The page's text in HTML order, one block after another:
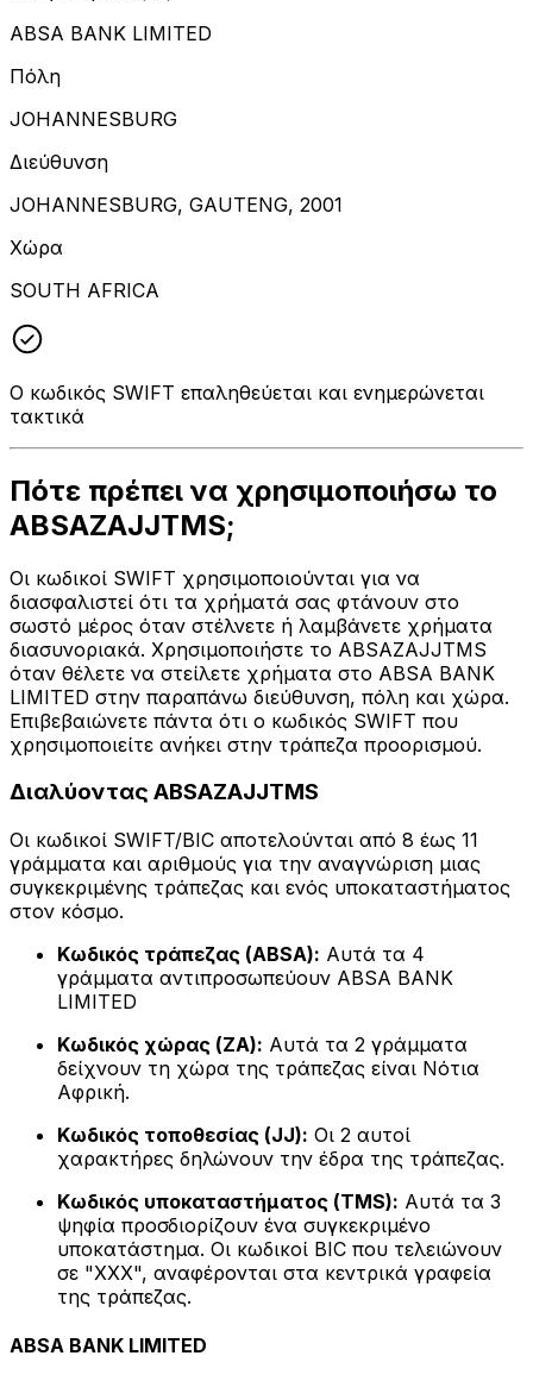
ABSA BANK LIMITED
Πόλη
JOHANNESBURG
Διεύθυνση
JOHANNESBURG, GAUTENG, 2001
Χώρα
SOUTH AFRICA
Ο κωδικός SWIFT επαληθεύεται και ενημερώνεται
τακτικά
Πότε πρέπει να χρησιμοποιήσω το
ABSAZAJJTMS;
Οι κωδικοί SWIFT χρησιμοποιούνται για να
διασφαλιστεί ότι τα χρήματά σας φτάνουν στο
σωστό μέρος όταν στέλνετε ή λαμβάνετε χρήματα
διασυνοριακά. Χρησιμοποιήστε το ABSAZAJJTMS
όταν θέλετε να στείλετε χρήματα στο ABSA BANK
LIMITED στην παραπάνω διεύθυνση, πόλη και χώρα.
Επιβεβαιώνετε πάντα ότι ο κωδικός SWIFT που
χρησιμοποιείτε ανήκει στην τράπεζα προορισμού.
Διαλύοντας ABSAZAJJTMS
Οι κωδικοί SWIFT/BIC αποτελούνται από 8 έως 11
γράμματα και αριθμούς για την αναγνώριση μιας
συγκεκριμένης τράπεζας και ενός υποκαταστήματος
στον κόσμο.
Κωδικός τράπεζας (ABSA): Αυτά τα 4
γράμματα αντιπροσωπεύουν ABSA BANK
LIMITED
Κωδικός χώρας (ZA): Αυτά τα 2 γράμματα
δείχνουν τη χώρα της τράπεζας είναι Νότια
Αφρική.
Κωδικός τοποθεσίας (JJ): Οι 2 αυτοί
χαρακτήρες δηλώνουν την έδρα της τράπεζας.
Κωδικός υποκαταστήματος (TMS): Αυτά τα 3
ψηφία προσδιορίζουν ένα συγκεκριμένο
υποκατάστημα. Οι κωδικοί BIC που τελειώνουν
σε "XXX", αναφέρονται στα κεντρικά γραφεία
της τράπεζας.
ABSA BANK LIMITED